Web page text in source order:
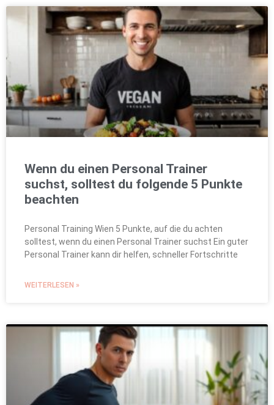
Wenn du einen Personal Trainer
suchst, solltest du folgende 5 Punkte
beachten
Personal Training Wien 5 Punkte, auf die du achten
solltest, wenn du einen Personal Trainer suchst Ein guter
Personal Trainer kann dir helfen, schneller Fortschritte
WEITERLESEN »